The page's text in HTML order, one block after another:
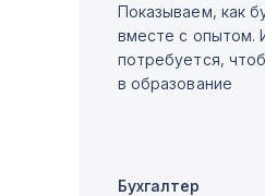
Показываем, как
вместе с опытом.
потребуется,
в образование
Бухгалтер